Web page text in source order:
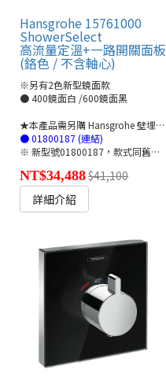
Hansgrohe 15761000
ShowerSelect
高流量定溫+一路開關面板
(鉻色 / 不含軸心)
※另有2色新型鏡面款
● 400鏡面白 /600鏡面黑
★本產品需另購 Hansgrohe 壁埋軸心管線盒ibox🔗
● 01800187 (連結)
※ 新型號01800187，款式同舊型號01800180
NT$34,488$41,100
詳細介紹